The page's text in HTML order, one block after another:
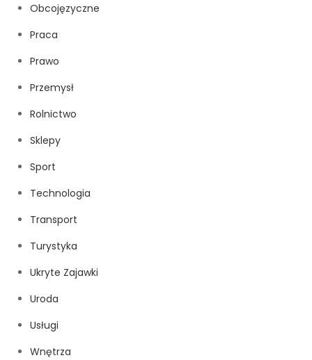
Obcojęzyczne
Praca
Prawo
Przemysł
Rolnictwo
Sklepy
Sport
Technologia
Transport
Turystyka
Ukryte Zajawki
Uroda
Usługi
Wnętrza